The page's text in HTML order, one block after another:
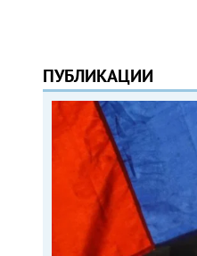
ПУБЛИКАЦИИ